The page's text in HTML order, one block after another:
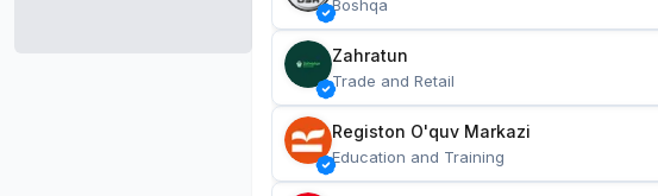
Boshqa
Zahratun
Trade and Retail
Registon O'quv Markazi
Education and Training